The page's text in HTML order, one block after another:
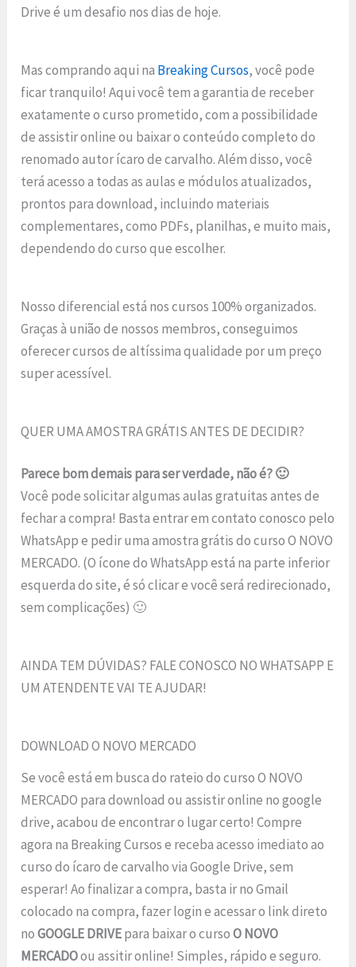
Drive é um desafio nos dias de hoje.
Mas comprando aqui na Breaking Cursos, você pode
ficar tranquilo! Aqui você tem a garantia de receber
exatamente o curso prometido, com a possibilidade
de assistir online ou baixar o conteúdo completo do
renomado autor ícaro de carvalho. Além disso, você
terá acesso a todas as aulas e módulos atualizados,
prontos para download, incluindo materiais
complementares, como PDFs, planilhas, e muito mais,
dependendo do curso que escolher.
Nosso diferencial está nos cursos 100% organizados.
Graças à união de nossos membros, conseguimos
oferecer cursos de altíssima qualidade por um preço
super acessível.
QUER UMA AMOSTRA GRÁTIS ANTES DE DECIDIR?
Parece bom demais para ser verdade, não é? 🙂
Você pode solicitar algumas aulas gratuitas antes de
fechar a compra! Basta entrar em contato conosco pelo
WhatsApp e pedir uma amostra grátis do curso O NOVO
MERCADO. (O ícone do WhatsApp está na parte inferior
esquerda do site, é só clicar e você será redirecionado,
sem complicações) 🙂
AINDA TEM DÚVIDAS? FALE CONOSCO NO WHATSAPP E
UM ATENDENTE VAI TE AJUDAR!
DOWNLOAD O NOVO MERCADO
Se você está em busca do rateio do curso O NOVO
MERCADO para download ou assistir online no google
drive, acabou de encontrar o lugar certo! Compre
agora na Breaking Cursos e receba acesso imediato ao
curso do ícaro de carvalho via Google Drive, sem
esperar! Ao finalizar a compra, basta ir no Gmail
colocado na compra, fazer login e acessar o link direto
noGOOGLE DRIVEpara baixar o cursoO NOVO
MERCADOou assitir online! Simples, rápido e seguro.